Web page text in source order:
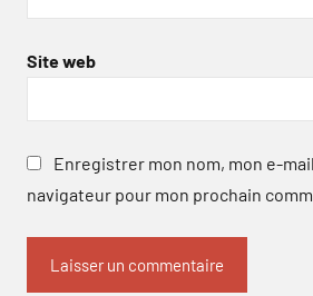
Site web
Enregistrer mon nom, mon e-
navigateur pour mon prochain